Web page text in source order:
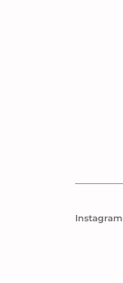
Instagram